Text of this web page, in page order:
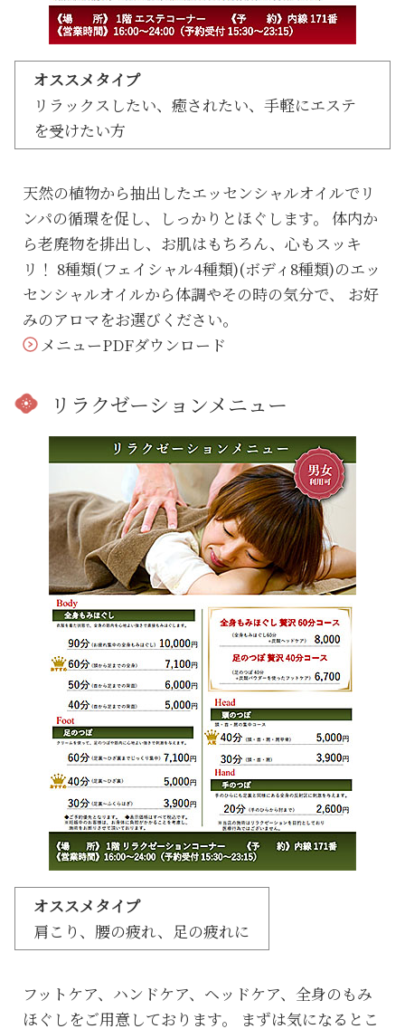
オススメタイプ
リラックスしたい、癒されたい、手軽にエステ
を受けたい方
天然の植物から抽出したエッセンシャルオイルでリ
ンパの循環を促し、しっかりとほぐします。 体内か
ら老廃物を排出し、お肌はもちろん、心もスッキ
リ！ 8種類(フェイシャル4種類)(ボディ8種類)のエッ
センシャルオイルから体調やその時の気分で、 お好
みのアロマをお選びください。
メニューPDFダウンロード
リラクゼーションメニュー
オススメタイプ
肩こり、腰の疲れ、足の疲れに
フットケア、ハンドケア、ヘッドケア、全身のもみ
ほぐしをご用意しております。 まずは気になるとこ